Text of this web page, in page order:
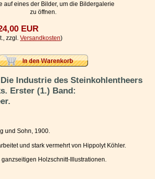
auf eines der Bilder, um die Bildergalerie
zu öffnen.
EUR
zzgl. Versandkosten)
Industrie des Steinkohlentheers
Erster (1.) Band:
und Sohn, 1900.
und stark vermehrt von Hippolyt Köhler.
Holzschnitt-Illustrationen.